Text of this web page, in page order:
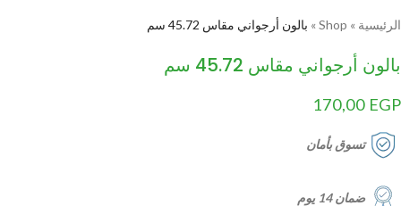
الرئيسية »
Shop
» بالون أرجواني مقاس 45.72 سم
بالون أرجواني مقاس 45.72 سم
170,00 EGP
تسوق بأمان
ضمان 14 يوم